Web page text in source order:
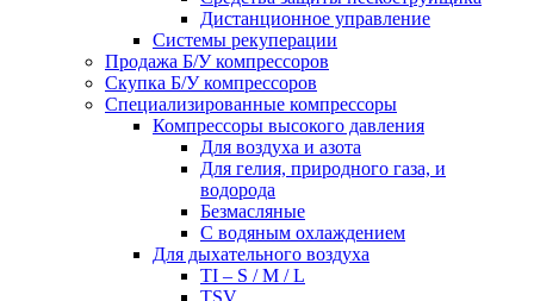
Дистанционное управление
Системы рекуперации
Продажа Б/У компрессоров
Скупка Б/У компрессоров
Специализированные компрессоры
Компрессоры высокого давления
Для воздуха и азота
Для гелия, природного газа, и
водорода
Безмасляные
С водяным охлаждением
Для дыхательного воздуха
TI – S / M / L
TSV